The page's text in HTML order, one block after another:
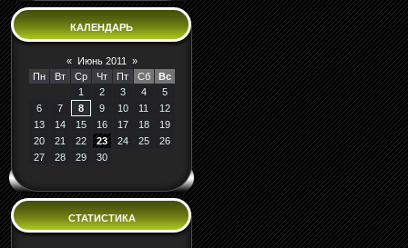
КАЛЕНДАРЬ
« Июнь 2011
»
Пн
Вт Ср Чт Пт Сб
Вс
1
2 3 4
5
6
7 8 9 10 11
12
13
14 15 16 17 18
19
20
21 22 23 24 25
26
27
28 29 30
СТАТИСТИКА